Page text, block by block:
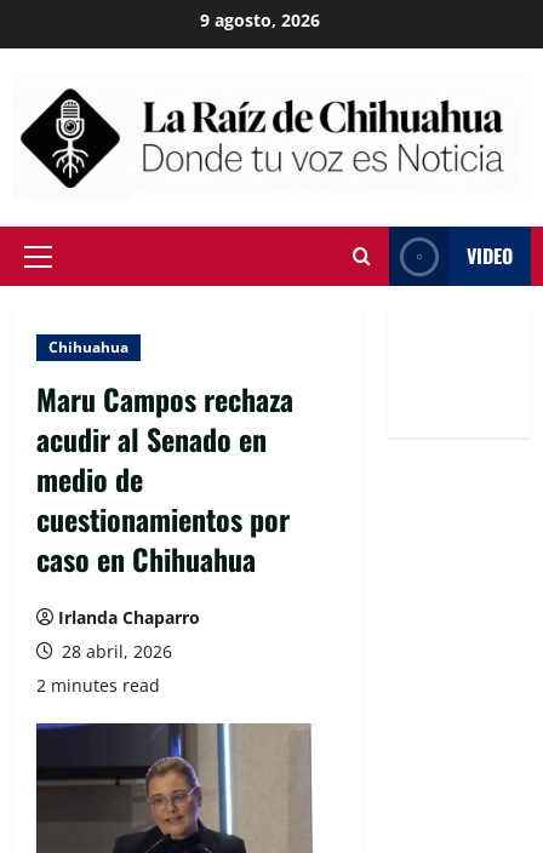
to
9 agosto, 2026
Primary
VIDEO
Chihuahua
Maru Campos rechaza
acudir al Senado en
medio de
cuestionamientos por
caso en Chihuahua
Irlanda Chaparro
28 abril, 2026
2 minutes read